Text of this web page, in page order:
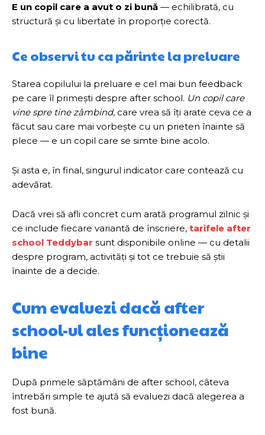
E un copil care a avut o zi bună — echilibrată, cu
structură și cu libertate în proporție corectă.
Ce observi tu ca părinte la preluare
Starea copilului la preluare e cel mai bun feedback
pe care îl primești despre after school. Un copil care
vine spre tine zâmbind, care vrea să îți arate ceva ce a
făcut sau care mai vorbește cu un prieten înainte să
plece — e un copil care se simte bine acolo.
Și asta e, în final, singurul indicator care contează cu
adevărat.
Dacă vrei să afli concret cum arată programul zilnic și
ce include fiecare variantă de înscriere, tarifele after
school Teddybar sunt disponibile online — cu detalii
despre program, activități și tot ce trebuie să știi
înainte de a decide.
Cum evaluezi dacă after
school-ul ales funcționează
bine
După primele săptămâni de after school, câteva
întrebări simple te ajută să evaluezi dacă alegerea a
fost bună.